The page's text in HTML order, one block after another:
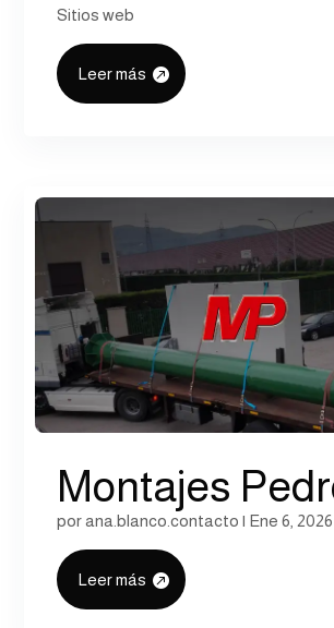
Sitios web
Leer más
Montajes
porana.blanco.contacto | Ene 6, 2026
Leer más